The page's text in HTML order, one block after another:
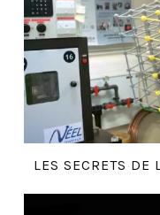
LES SECRETS DE